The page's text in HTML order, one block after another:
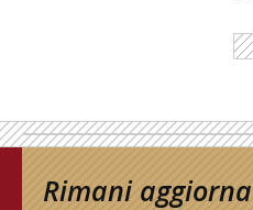
Rimani